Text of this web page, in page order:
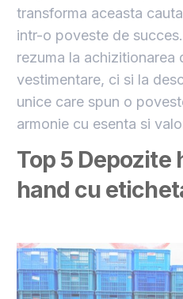
transforma aceasta
intr-o poveste de
rezuma la achizitionarea
vestimentare, ci si la
unice care spun o
armonie cu esenta si
Top 5 Depozite
hand cu